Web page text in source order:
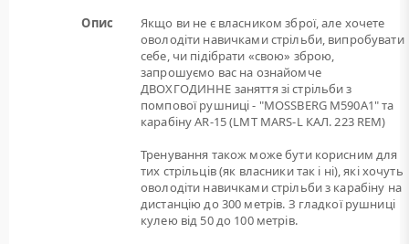
Опис
Якщо ви не є власником зброї, але хочете
оволодіти навичками стрільби, випробувати
себе, чи підібрати «свою» зброю,
запрошуємо вас на ознайомче
ДВОХГОДИННЕ заняття зі стрільби з
помпової рушниці - "MOSSBERG M590A1" та
карабіну AR-15 (LMT MARS-L КАЛ. 223 REM)
Тренування також може бути корисним для
тих стрільців (як власники так і ні), які хочуть
оволодіти навичками стрільби з карабіну на
дистанцію до 300 метрів. З гладкої рушниці
кулею від 50 до 100 метрів.